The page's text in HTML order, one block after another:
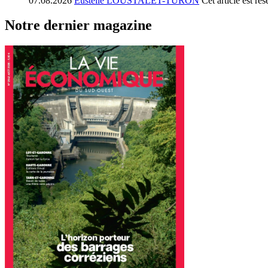
Notre dernier magazine